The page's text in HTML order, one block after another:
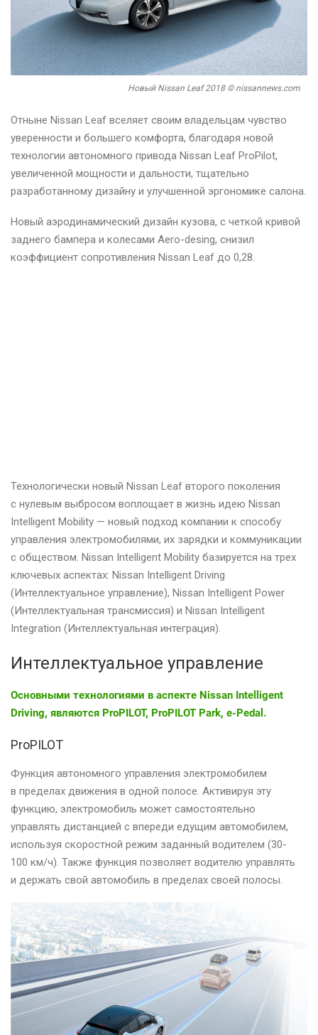
Новый Nissan Leaf 2018 © nissannews.com
Отныне Nissan Leaf вселяет своим владельцам чувство
уверенности и большего комфорта, благодаря новой
технологии автономного привода Nissan Leaf ProPilot,
увеличенной мощности и дальности, тщательно
разработанному дизайну и улучшенной эргономике салона.
Новый аэродинамический дизайн кузова, с четкой кривой
заднего бампера и колесами Aero-desing, снизил
коэффициент сопротивления Nissan Leaf до 0,28.
Технологически новый Nissan Leaf второго поколения
с нулевым выбросом воплощает в жизнь идею Nissan
Intelligent Mobility — новый подход компании к способу
управления электромобилями, их зарядки и коммуникации
с обществом. Nissan Intelligent Mobility базируется на трех
ключевых аспектах: Nissan Intelligent Driving
(Интеллектуальное управление), Nissan Intelligent Power
(Интеллектуальная трансмиссия) и Nissan Intelligent
Integration (Интеллектуальная интеграция).
Интеллектуальное управление
Основными технологиями в аспекте Nissan Intelligent
Driving, являются ProPILOT, ProPILOT Park, e-Pedal.
ProPILOT
Функция автономного управления электромобилем
в пределах движения в одной полосе. Активируя эту
функцию, электромобиль может самостоятельно
управлять дистанцией с впереди едущим автомобилем,
используя скоростной режим заданный водителем (30-
100 км/ч). Также функция позволяет водителю управлять
и держать свой автомобиль в пределах своей полосы.